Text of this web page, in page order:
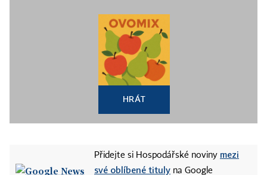
HRÁT
Přidejte si Hospodářské noviny mezi
své oblíbené tituly na Google